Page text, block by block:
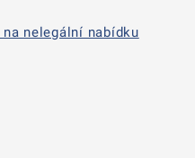
nelegální nabídku
kartě
na nové kartě